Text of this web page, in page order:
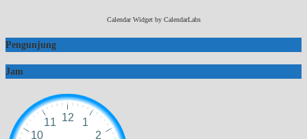
Calendar Widget by CalendarLabs
Pengunjung
Jam